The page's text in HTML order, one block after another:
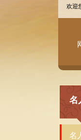
欢迎
名
名